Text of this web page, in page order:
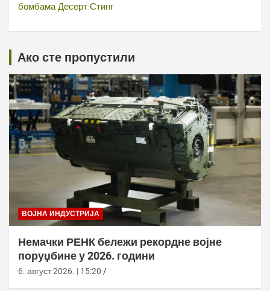
бомбама Десерт Стинг
Ако сте пропустили
ВОЈНА ИНДУСТРИЈА
Немачки РЕНК бележи рекордне војне
поруџбине у 2026. години
6. август 2026. | 15:20